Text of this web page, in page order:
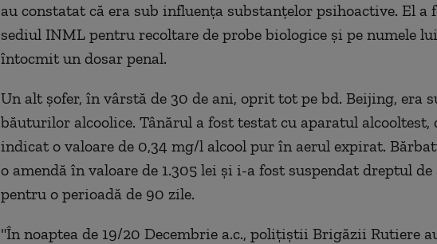
au constatat că era sub influența substanțelor psihoactive. El a
sediul INML pentru recoltare de probe biologice și pe numele
întocmit un dosar penal.
Un alt șofer, în vârstă de 30 de ani, oprit tot pe bd. Beijing, era
băuturilor alcoolice. Tânărul a fost testat cu aparatul alcooltest,
indicat o valoare de 0,34 mg/l alcool pur în aerul expirat.
o amendă în valoare de 1.305 lei și i-a fost suspendat dreptul de
pentru o perioadă de 90 zile.
"În noaptea de 19/20 Decembrie a.c., polițiștii Brigăzii Rutiere